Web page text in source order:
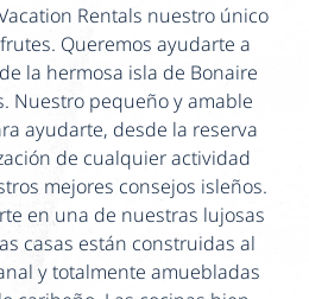
Rentals nuestro único
Queremos ayudarte a
la hermosa isla de Bonaire
Nuestro pequeño y amable
ayudarte, desde la reserva
de cualquier actividad
mejores consejos isleños.
en una de nuestras lujosas
casas están construidas al
y totalmente amuebladas